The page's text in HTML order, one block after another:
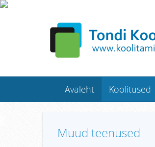
Avaleht Koolitused
Muud teenused